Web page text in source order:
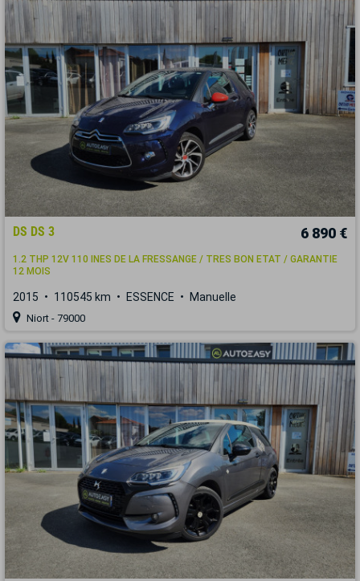
DS DS 3 6 890 €
1.2 THP 12V 110 INES DE LA FRESSANGE / TRES BON ETAT / GARANTIE
12 MOIS
2015 110545 km ESSENCE Manuelle
Niort - 79000